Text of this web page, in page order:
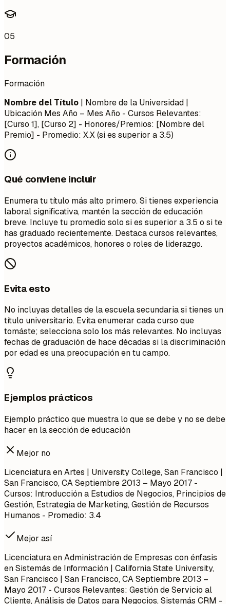
05
Formación
Formación
Nombre del Título | Nombre de la Universidad |
Ubicación Mes Año – Mes Año - Cursos Relevantes:
[Curso 1], [Curso 2] - Honores/Premios: [Nombre del
Premio] - Promedio: X.X (si es superior a 3.5)
Qué conviene incluir
Enumera tu título más alto primero. Si tienes experiencia
laboral significativa, mantén la sección de educación
breve. Incluye tu promedio solo si es superior a 3.5 o si te
has graduado recientemente. Destaca cursos relevantes,
proyectos académicos, honores o roles de liderazgo.
Evita esto
No incluyas detalles de la escuela secundaria si tienes un
título universitario. Evita enumerar cada curso que
tomáste; selecciona solo los más relevantes. No incluyas
fechas de graduación de hace décadas si la discriminación
por edad es una preocupación en tu campo.
Ejemplos prácticos
Ejemplo práctico que muestra lo que se debe y no se debe
hacer en la sección de educación
Mejor no
Licenciatura en Artes | University College, San Francisco |
San Francisco, CASeptiembre 2013 – Mayo 2017 -
Cursos: Introducción a Estudios de Negocios, Principios de
Gestión, Estrategia de Marketing, Gestión de Recursos
Humanos - Promedio: 3.4
Mejor así
Licenciatura en Administración de Empresas con énfasis
en Sistemás de Información | California State University,
San Francisco | San Francisco, CASeptiembre 2013 –
Mayo 2017 - Cursos Relevantes: Gestión de Servicio al
Cliente, Análisis de Datos para Negocios, Sistemás CRM -